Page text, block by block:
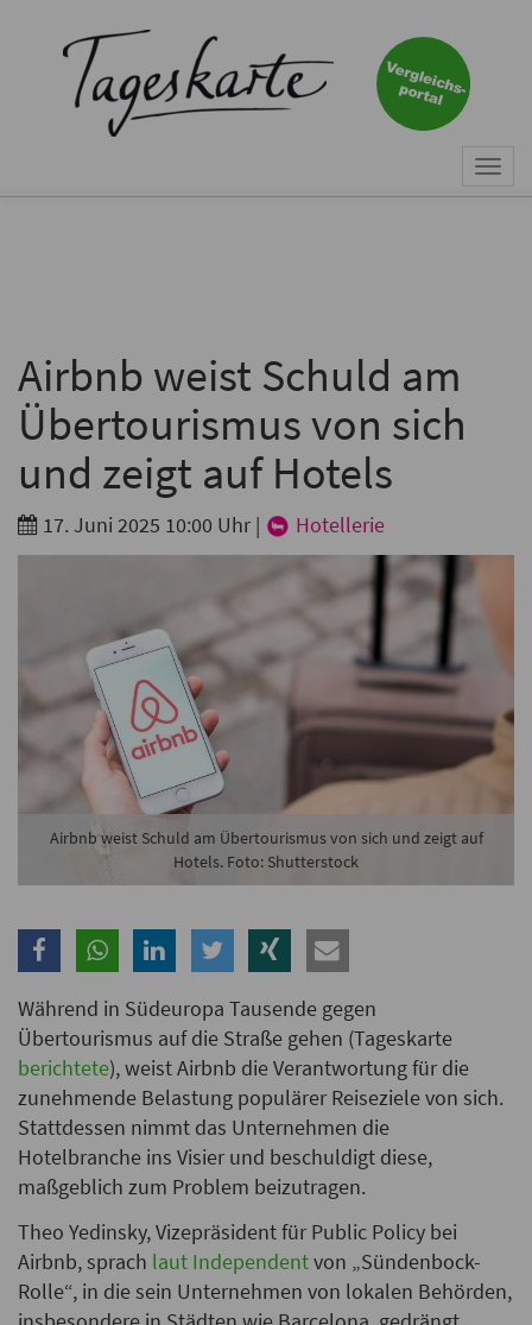
Airbnb weist Schuld am
Übertourismus von sich
und zeigt auf Hotels
17. Juni 2025 10:00 Uhr | Hotellerie
Airbnb weist Schuld am Übertourismus von sich und zeigt auf
Hotels. Foto: Shutterstock
Während in Südeuropa Tausende gegen
Übertourismus auf die Straße gehen (Tageskarte
berichtete), weist Airbnb die Verantwortung für die
zunehmende Belastung populärer Reiseziele von sich.
Stattdessen nimmt das Unternehmen die
Hotelbranche ins Visier und beschuldigt diese,
maßgeblich zum Problem beizutragen.
Theo Yedinsky, Vizepräsident für Public Policy bei
Airbnb, sprach laut Independentvon „Sündenbock-
Rolle“, in die sein Unternehmen von lokalen Behörden,
Keine Nachricht mehr
verpassen!
E-Mail *
Branche
Ich möchte folgende Newsletter erhalten
Tageskarte-Newsletter (gegen 8.30 Uhr)
Ich habe dieDatenschutzerklärungzur Kenntnis
genommen.
Danke, heute nicht